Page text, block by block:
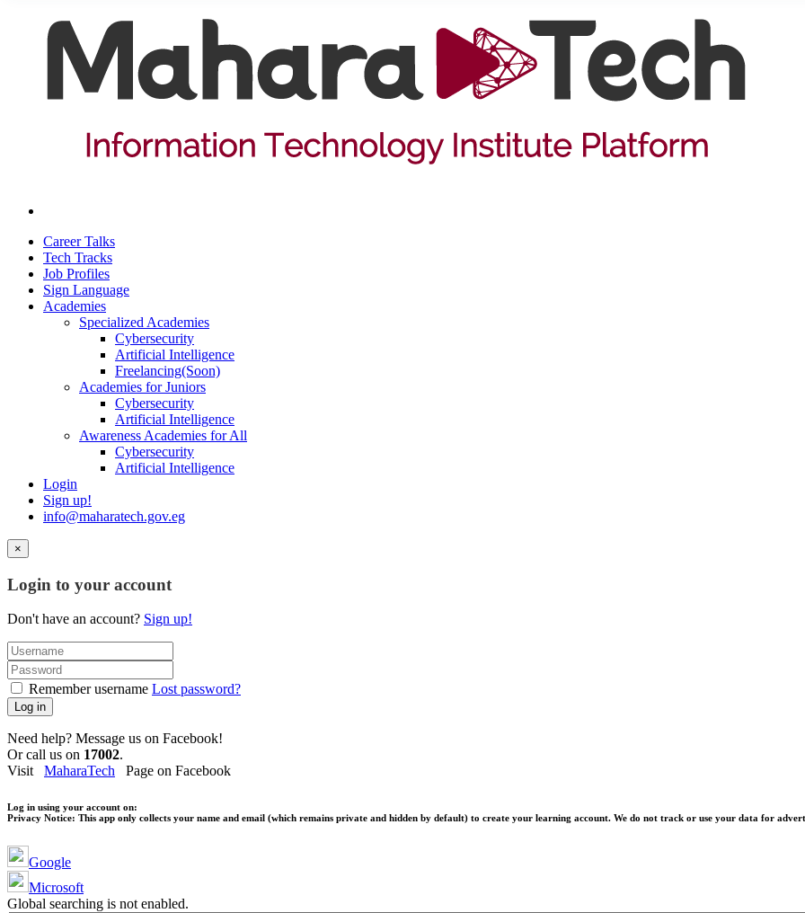
Career Talks
Tech Tracks
Job Profiles
Sign Language
Academies
Specialized Academies
Cybersecurity
Artificial Intelligence
Freelancing(Soon)
Academies for Juniors
Cybersecurity
Artificial Intelligence
Awareness Academies for All
Cybersecurity
Artificial Intelligence
Login
Sign up!
info@maharatech.gov.eg
×
Login to your account
Don't have an account? Sign up!
Remember username Lost password?
Log in
Need help? Message us on Facebook!
Or call us on 17002.
Visit MaharaTech Page on Facebook
Log in using your account on:
Privacy Notice: This app only collects your name and email (which remains private and hidden by default) to create your learning account. We do not track or use your data for
Google
Microsoft
Global searching is not enabled.